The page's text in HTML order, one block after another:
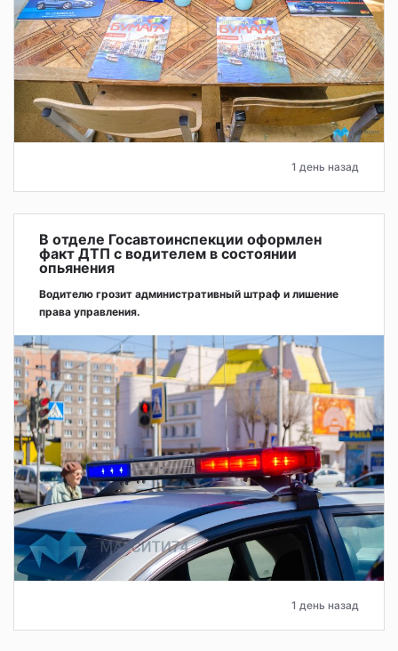
1 день назад
В отделе Госавтоинспекции оформлен
факт ДТП с водителем в состоянии
опьянения
Водителю грозит административный штраф и лишение
права управления.
1 день назад